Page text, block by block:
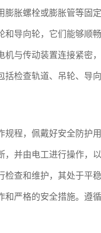
胀螺栓或膨胀管等固
导向轮，它们能够顺
与传动装置连接紧密
检查轨道、吊轮、导
程，佩戴好安全防护
并由电工进行操作，
查和维护，其处于平
严格的安全措施。遵